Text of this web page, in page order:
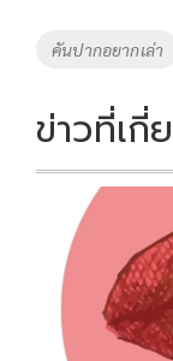
o
k
Tags
คันปากอยากเล่า
ข่าวที่เกี่